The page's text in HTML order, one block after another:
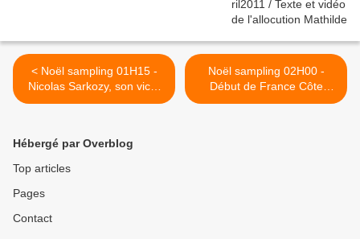
< Noël sampling 01H15 -
Nicolas Sarkozy, son vice,
son oeuvre
Noël sampling 02H00 -
Début de France Côte
d'Ivoire, la rupture / Onana
Hébergé par Overblog
Top articles
Pages
Contact